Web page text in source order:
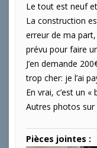
Le tout est neuf
La construction
erreur de ma
prévu pour faire
J’en demande
trop cher: je l’ai
En vrai, c’est un
Autres photos
Pièces jointes :